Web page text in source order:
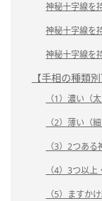
神秘十字線を
神秘十字線を
神秘十字線を
【手相の種類
（1）濃い（
（2）薄い（
（3）2つあ
（4）3つ以
（5）ますか